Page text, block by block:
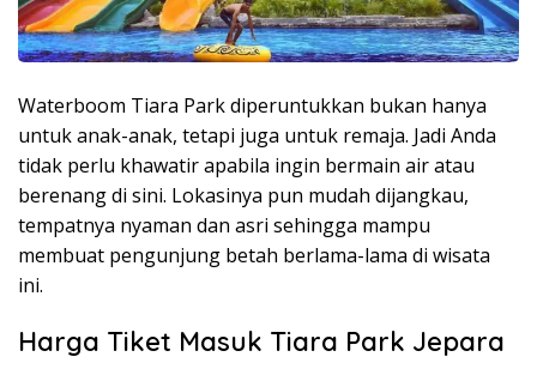
Waterboom Tiara Park diperuntukkan bukan hanya
untuk anak-anak, tetapi juga untuk remaja. Jadi Anda
tidak perlu khawatir apabila ingin bermain air atau
berenang di sini. Lokasinya pun mudah dijangkau,
tempatnya nyaman dan asri sehingga mampu
membuat pengunjung betah berlama-lama di wisata
ini.
Harga Tiket Masuk Tiara Park Jepara